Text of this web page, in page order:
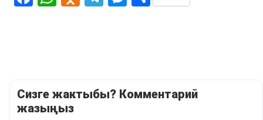
Сизге жактыбы? Комментарий
жазыңыз